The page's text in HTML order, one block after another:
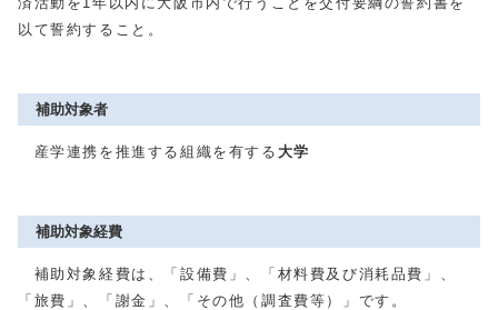
以て誓約すること。
補助対象者
産学連携を推進する組織を有する 大学
補助対象経費
補助対象経費は、「設備費」、「材料費及び消耗品費」、
「旅費」、「謝金」、「その他（調査費等）」です。